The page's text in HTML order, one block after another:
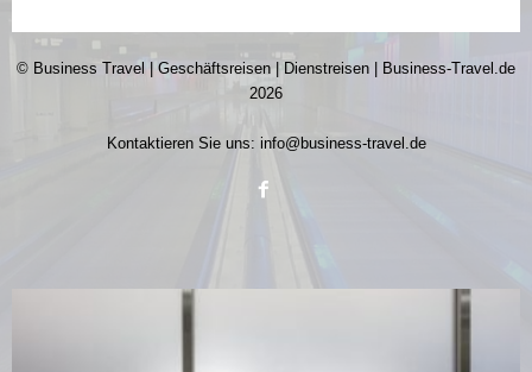
© Business Travel | Geschäftsreisen | Dienstreisen | Business-Travel.de
2026
Kontaktieren Sie uns: info@business-travel.de